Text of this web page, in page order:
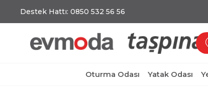
Destek Hattı: 0850 532 56 56
Oturma Odası Yatak Odası